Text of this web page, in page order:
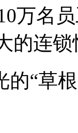
万名
的连
的“草